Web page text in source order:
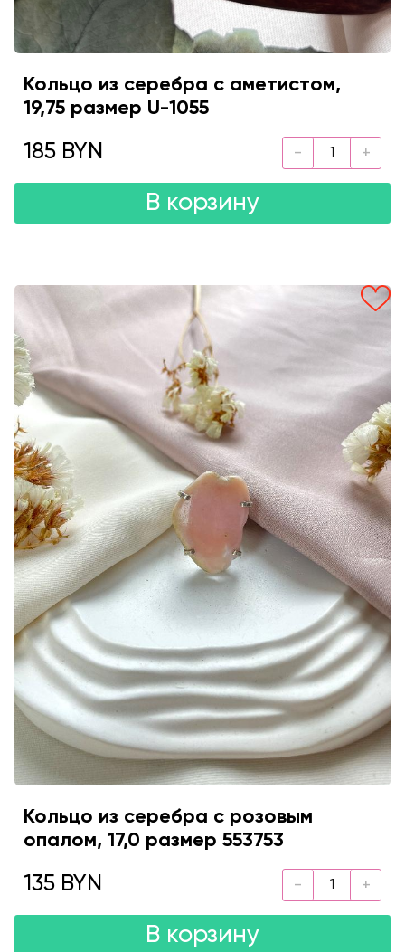
Кольцо из серебра с аметистом,
19,75 размер U-1055
185 BYN
В корзину
Кольцо из серебра с розовым
опалом, 17,0 размер 553753
135 BYN
В корзину